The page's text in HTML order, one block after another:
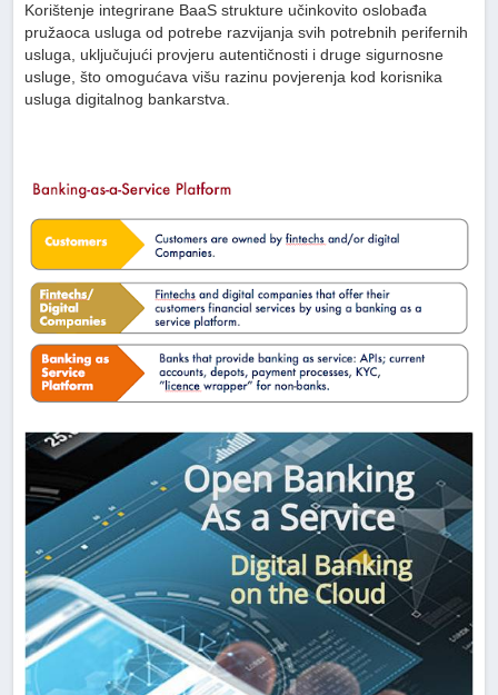
Korištenje integrirane BaaS strukture učinkovito oslobađa
pružaoca usluga od potrebe razvijanja svih potrebnih perifernih
usluga, uključujući provjeru autentičnosti i druge sigurnosne
usluge, što omogućava višu razinu povjerenja kod korisnika
usluga digitalnog bankarstva.